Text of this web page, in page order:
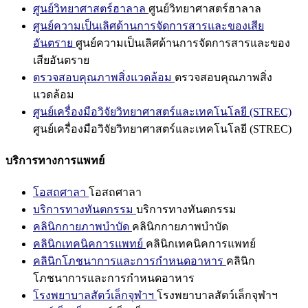
ศูนย์วิทยาศาสตร์ฮาลาล ศูนย์วิทยาศาสตร์ฮาลาล
ศูนย์ความเป็นเลิศด้านการจัดการสารและของเสีย
อันตราย ศูนย์ความเป็นเลิศด้านการจัดการสารและของ
เสียอันตราย
ตรวจสอบคุณภาพสิ่งแวดล้อม ตรวจสอบคุณภาพสิ่ง
แวดล้อม
ศูนย์เครื่องมือวิจัยวิทยาศาสตร์และเทคโนโลยี (STREC)
ศูนย์เครื่องมือวิจัยวิทยาศาสตร์และเทคโนโลยี (STREC)
บริการทางการแพทย์
โอสถศาลา โอสถศาลา
บริการทางทันตกรรม บริการทางทันตกรรม
คลินิกกายภาพบำบัด คลินิกกายภาพบำบัด
คลินิกเทคนิคการแพทย์ คลินิกเทคนิคการแพทย์
คลินิกโภชนาการและการกำหนดอาหาร คลินิก
โภชนาการและการกำหนดอาหาร
โรงพยาบาลสัตว์เล็กจุฬาฯ โรงพยาบาลสัตว์เล็กจุฬาฯ